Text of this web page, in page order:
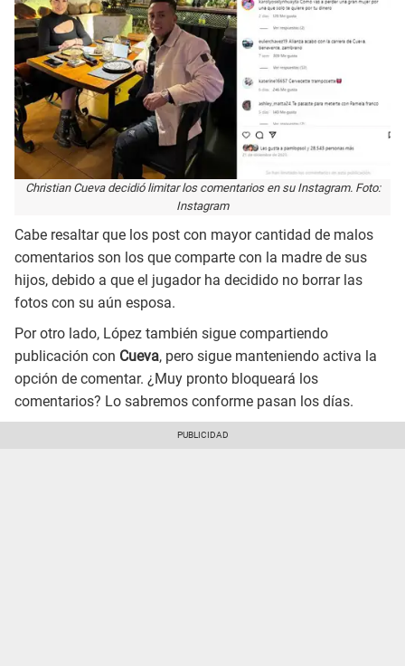
Christian Cueva decidió limitar los comentarios en su Instagram. Foto:
Instagram
Cabe resaltar que los post con mayor cantidad de malos
comentarios son los que comparte con la madre de sus
hijos, debido a que el jugador ha decidido no borrar las
fotos con su aún esposa.
Por otro lado, López también sigue compartiendo
publicación con Cueva, pero sigue manteniendo activa la
opción de comentar. ¿Muy pronto bloqueará los
comentarios? Lo sabremos conforme pasan los días.